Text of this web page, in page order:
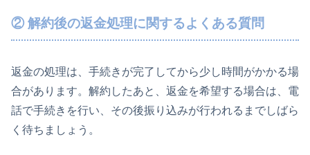
② 解約後の返金処理に関するよくある質問
返金の処理は、手続きが完了してから少し時間がかかる場
合があります。解約したあと、返金を希望する場合は、電
話で手続きを行い、その後振り込みが行われるまでしばら
く待ちましょう。